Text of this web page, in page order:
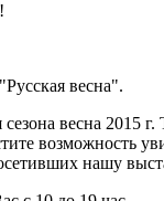
весна".
весна 2015 г.
возможность
нашу